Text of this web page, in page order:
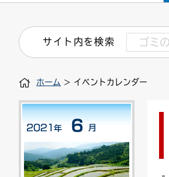
戸籍・住民の手続き
住まい・建築
税金
道路・交通・河川
印鑑登録証明書
道路台帳
子育て・青少年・若者
看護専門学校
小学校一覧
健康・医療
介護保険
文化・芸術
浜松・浜名湖だいすきネット
産業振興
発注情報(入札・契約)
募集
市の概要
外郭団体
職員採用
行政区
附属機関
サイト内を検索
ホーム > イベントカレンダー